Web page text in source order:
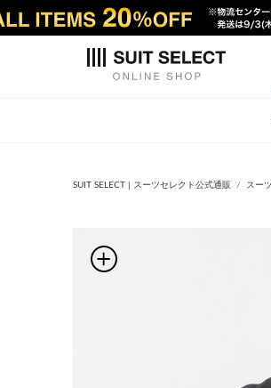
SUIT SELECT | スーツセレクト公式通販 スーツ